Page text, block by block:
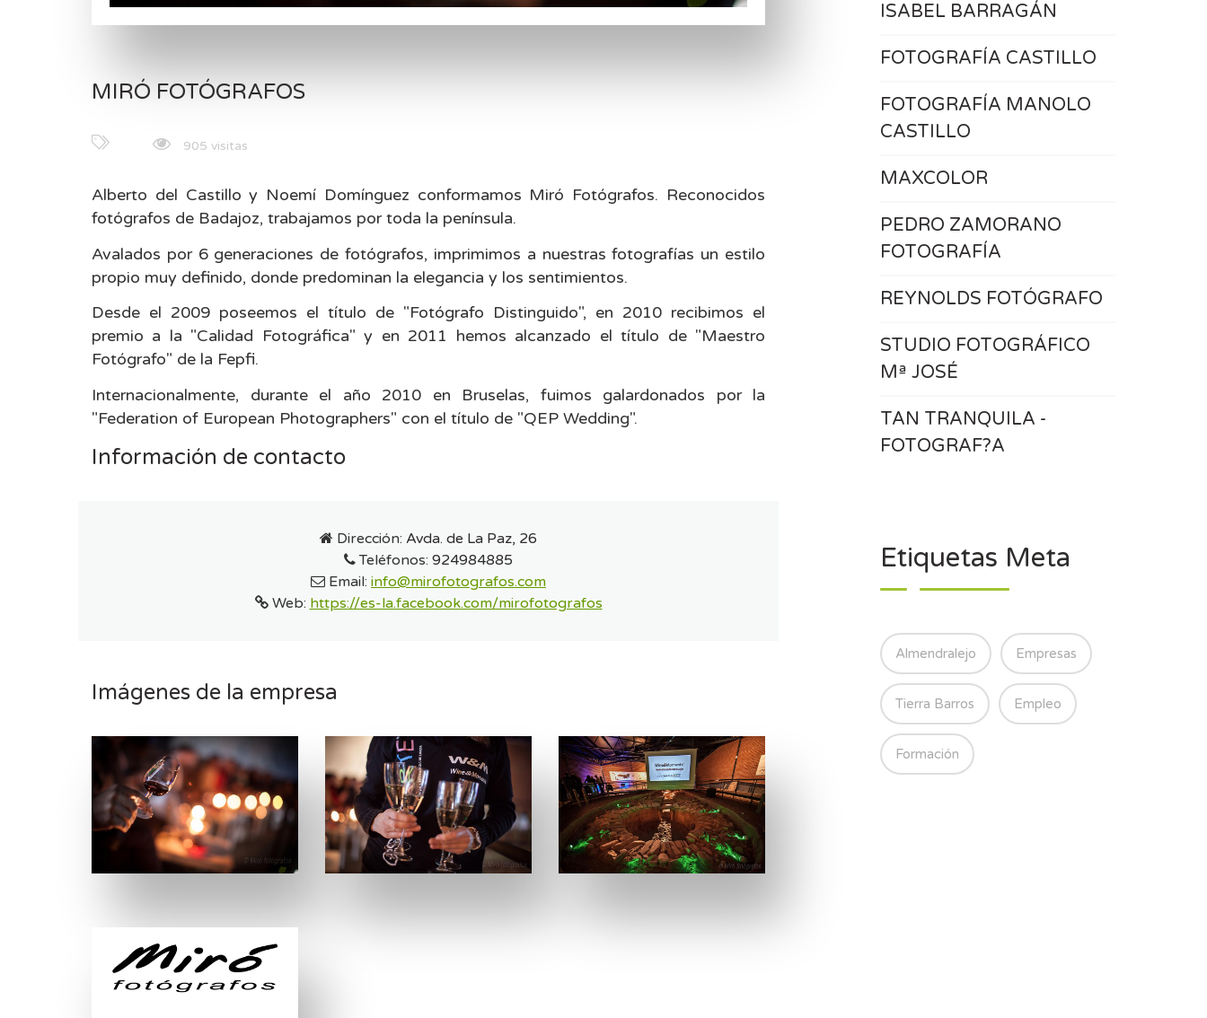
MIRÓ FOTÓGRAFOS
905 visitas
Alberto del Castillo y Noemí Domínguez conformamos Miró Fotógrafos. Reconocidos
fotógrafos de Badajoz, trabajamos por toda la península.
Avalados por 6 generaciones de fotógrafos, imprimimos a nuestras fotografías un estilo
propio muy definido, donde predominan la elegancia y los sentimientos.
Desde el 2009 poseemos el título de "Fotógrafo Distinguido", en 2010 recibimos el
premio a la "Calidad Fotográfica" y en 2011 hemos alcanzado el título de "Maestro
Fotógrafo" de la Fepfi.
Internacionalmente, durante el año 2010 en Bruselas, fuimos galardonados por la
"Federation of European Photographers" con el título de "QEP Wedding".
Información de contacto
Dirección: Avda. de La Paz, 26
Teléfonos: 924984885
Email: info@mirofotografos.com
Web: https://es-la.facebook.com/mirofotografos
Imágenes de la empresa
ISABEL BARRAGÁN
FOTOGRAFÍA CASTILLO
FOTOGRAFÍA MANOLO
CASTILLO
MAXCOLOR
PEDRO ZAMORANO
FOTOGRAFÍA
REYNOLDS FOTÓGRAFO
STUDIO FOTOGRÁFICO
Mª JOSÉ
TAN TRANQUILA -
FOTOGRAF?A
Etiquetas Meta
Almendralejo Empresas
Tierra Barros Empleo
Formación